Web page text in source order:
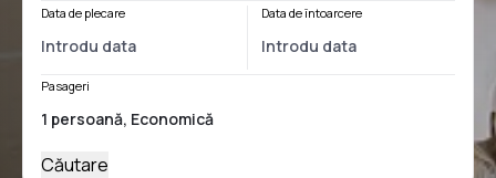
Data de plecare Data de întoarcere
Pasageri
Căutare